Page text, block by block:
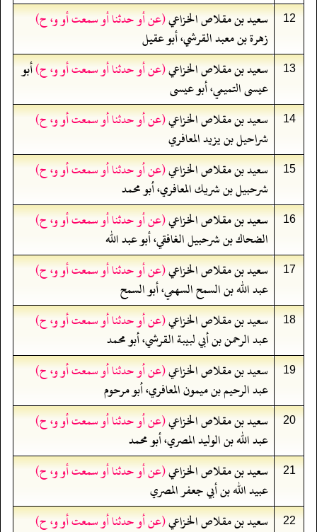
12 سعيد بن مقلاص الخزاعي(عن أو حدثنا أو سمعت أو و، ح)
زهرة بن معبد القرشي، أبو عقيل
13 سعيد بن مقلاص الخزاعي(عن أو حدثنا أو سمعت أو و، ح)أبو
عيسى التميمي، أبو عيسى
14 سعيد بن مقلاص الخزاعي(عن أو حدثنا أو سمعت أو و، ح)
شراحيل بن يزيد المعافري
15 سعيد بن مقلاص الخزاعي(عن أو حدثنا أو سمعت أو و، ح)
شرحبيل بن شريك المعافري، أبو محمد
16 سعيد بن مقلاص الخزاعي(عن أو حدثنا أو سمعت أو و، ح)
الضحاك بن شرحبيل الغافقي، أبو عبد الله
17 سعيد بن مقلاص الخزاعي(عن أو حدثنا أو سمعت أو و، ح)
عبد الله بن السمح السهمي، أبو السمح
18 سعيد بن مقلاص الخزاعي(عن أو حدثنا أو سمعت أو و، ح)
عبد الرحمن بن أبي لبيبة القرشي، أبو محمد
19 سعيد بن مقلاص الخزاعي(عن أو حدثنا أو سمعت أو و، ح)
عبد الرحيم بن ميمون المعافري، أبو مرحوم
20 سعيد بن مقلاص الخزاعي(عن أو حدثنا أو سمعت أو و، ح)
عبد الله بن الوليد المصري، أبو محمد
21 سعيد بن مقلاص الخزاعي(عن أو حدثنا أو سمعت أو و، ح)
عبيد الله بن أبي جعفر المصري
22 سعيد بن مقلاص الخزاعي(عن أو حدثنا أو سمعت أو و، ح)